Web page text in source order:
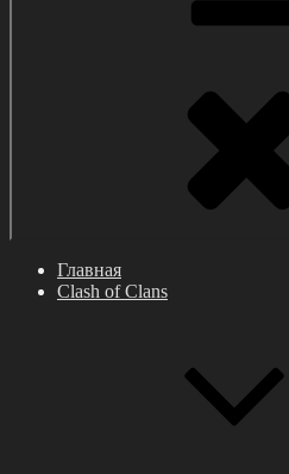
Главная
Clash of Clans